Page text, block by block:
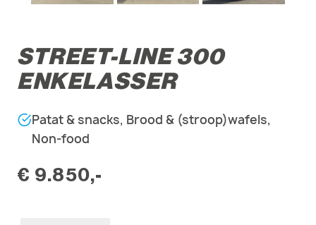
STREET-LINE 300
ENKELASSER
Patat & snacks, Brood & (stroop)wafels,
Non-food
€ 9.850,-